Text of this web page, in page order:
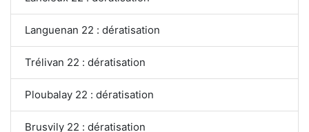
Languenan 22 : dératisation
Trélivan 22 : dératisation
Ploubalay 22 : dératisation
Brusvily 22 : dératisation